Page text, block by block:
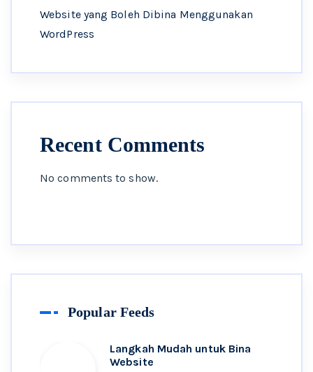
Website yang Boleh Dibina Menggunakan
WordPress
Recent Comments
No comments to show.
Popular Feeds
Langkah Mudah untuk Bina
Website